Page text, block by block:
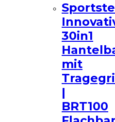
30in1
mit
|
BRT100